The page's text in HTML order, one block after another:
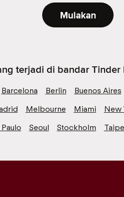
Mulakan
terjadi di bandar
Barcelona Berlin Buenos Aires
Melbourne Miami New
Seoul Stockholm